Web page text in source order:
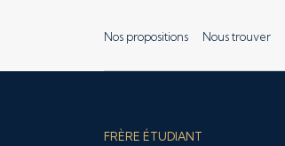
Nos propositions Nous trouver
FRÈRE ÉTUDIANT